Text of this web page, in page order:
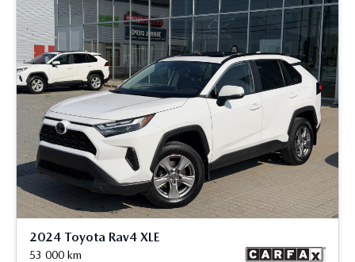
2024 Toyota Rav4 XLE
53 000 km